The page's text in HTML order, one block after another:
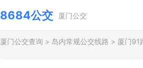
8684公交 厦门公交
厦门公交查询 > 岛内常规公交线路 > 厦门91